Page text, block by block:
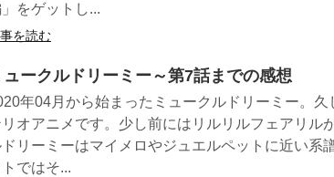
をゲットし...
を読む
ュークルドリーミー～第7話までの感想
年04月から始まったミュークルドリーミー。
リオアニメです。少し前にはリルリルフェアリル
ドリーミーはマイメロやジュエルペットに近い系
トではそ...